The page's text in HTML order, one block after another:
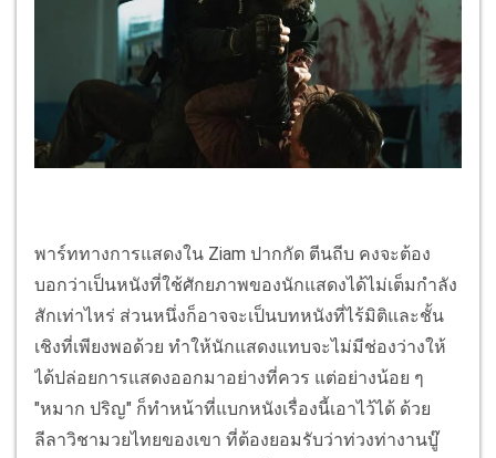
พาร์ททางการแสดงใน Ziam ปากกัด ตีนถีบ คงจะต้อง
บอกว่าเป็นหนังที่ใช้ศักยภาพของนักแสดงได้ไม่เต็มกำลัง
สักเท่าไหร่ ส่วนหนึ่งก็อาจจะเป็นบทหนังที่ไร้มิติและชั้น
เชิงที่เพียงพอด้วย ทำให้นักแสดงแทบจะไม่มีช่องว่างให้
ได้ปล่อยการแสดงออกมาอย่างที่ควร แต่อย่างน้อย ๆ
"หมาก ปริญ" ก็ทำหน้าที่แบกหนังเรื่องนี้เอาไว้ได้ ด้วย
ลีลาวิชามวยไทยของเขา ที่ต้องยอมรับว่าท่วงท่างานบู๊